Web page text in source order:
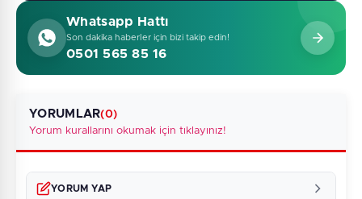
Whatsapp Hattı
Son dakika haberler için bizi takip edin!
0501 565 85 16
YORUMLAR(0)
Yorum kurallarını okumak için tıklayınız!
YORUM YAP